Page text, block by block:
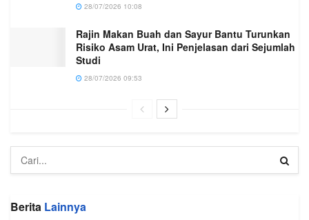
28/07/2026 10:08
Rajin Makan Buah dan Sayur Bantu Turunkan
Risiko Asam Urat, Ini Penjelasan dari Sejumlah
Studi
28/07/2026 09:53
Berita Lainnya